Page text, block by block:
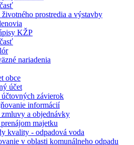
prostredia a výstavby
KŽP
nariadenia
obce
účet
účtovných závierok
informácií
a objednávky
majetku
kvality - odpadová voda
v oblasti komunálneho odpadu